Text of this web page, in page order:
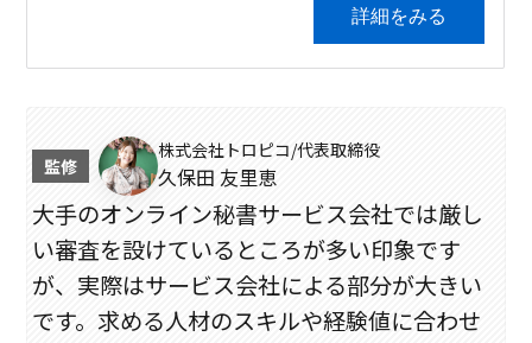
株式会社トロピコ/代表取締役
久保田 友里恵
大手のオンライン秘書サービス会社では厳し
い審査を設けているところが多い印象です
が、実際はサービス会社による部分が大きい
です。求める人材のスキルや経験値に合わせ